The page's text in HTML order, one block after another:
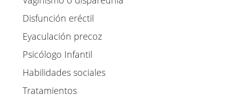
Disfunción eréctil
Eyaculación precoz
Psicólogo Infantil
Habilidades sociales
Tratamientos